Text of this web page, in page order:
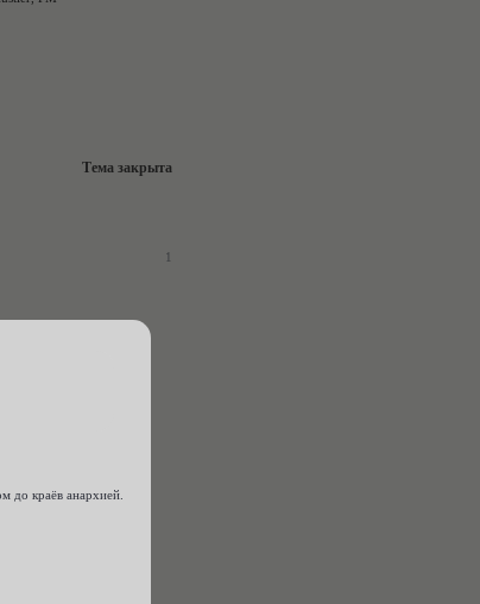
Тема закрыта
1
до краёв анархией.